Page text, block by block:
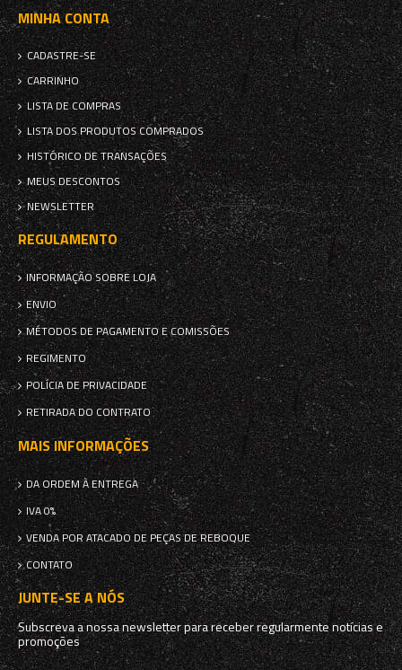
MINHA CONTA
CADASTRE-SE
CARRINHO
LISTA DE COMPRAS
LISTA DOS PRODUTOS COMPRADOS
HISTÓRICO DE TRANSAÇÕES
MEUS DESCONTOS
NEWSLETTER
REGULAMENTO
INFORMAÇÃO SOBRE LOJA
ENVIO
MÉTODOS DE PAGAMENTO E COMISSÕES
REGIMENTO
POLÍCIA DE PRIVACIDADE
RETIRADA DO CONTRATO
MAIS INFORMAÇÕES
DA ORDEM À ENTREGA
IVA 0%
VENDA POR ATACADO DE PEÇAS DE REBOQUE
CONTATO
JUNTE-SE A NÓS
Subscreva a nossa newsletter para receber regularmente notícias e
promoções